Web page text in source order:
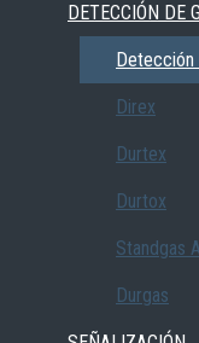
DETECCIÓN DE
Detección
Direx
Durtex
Durtox
Standgas
Durgas